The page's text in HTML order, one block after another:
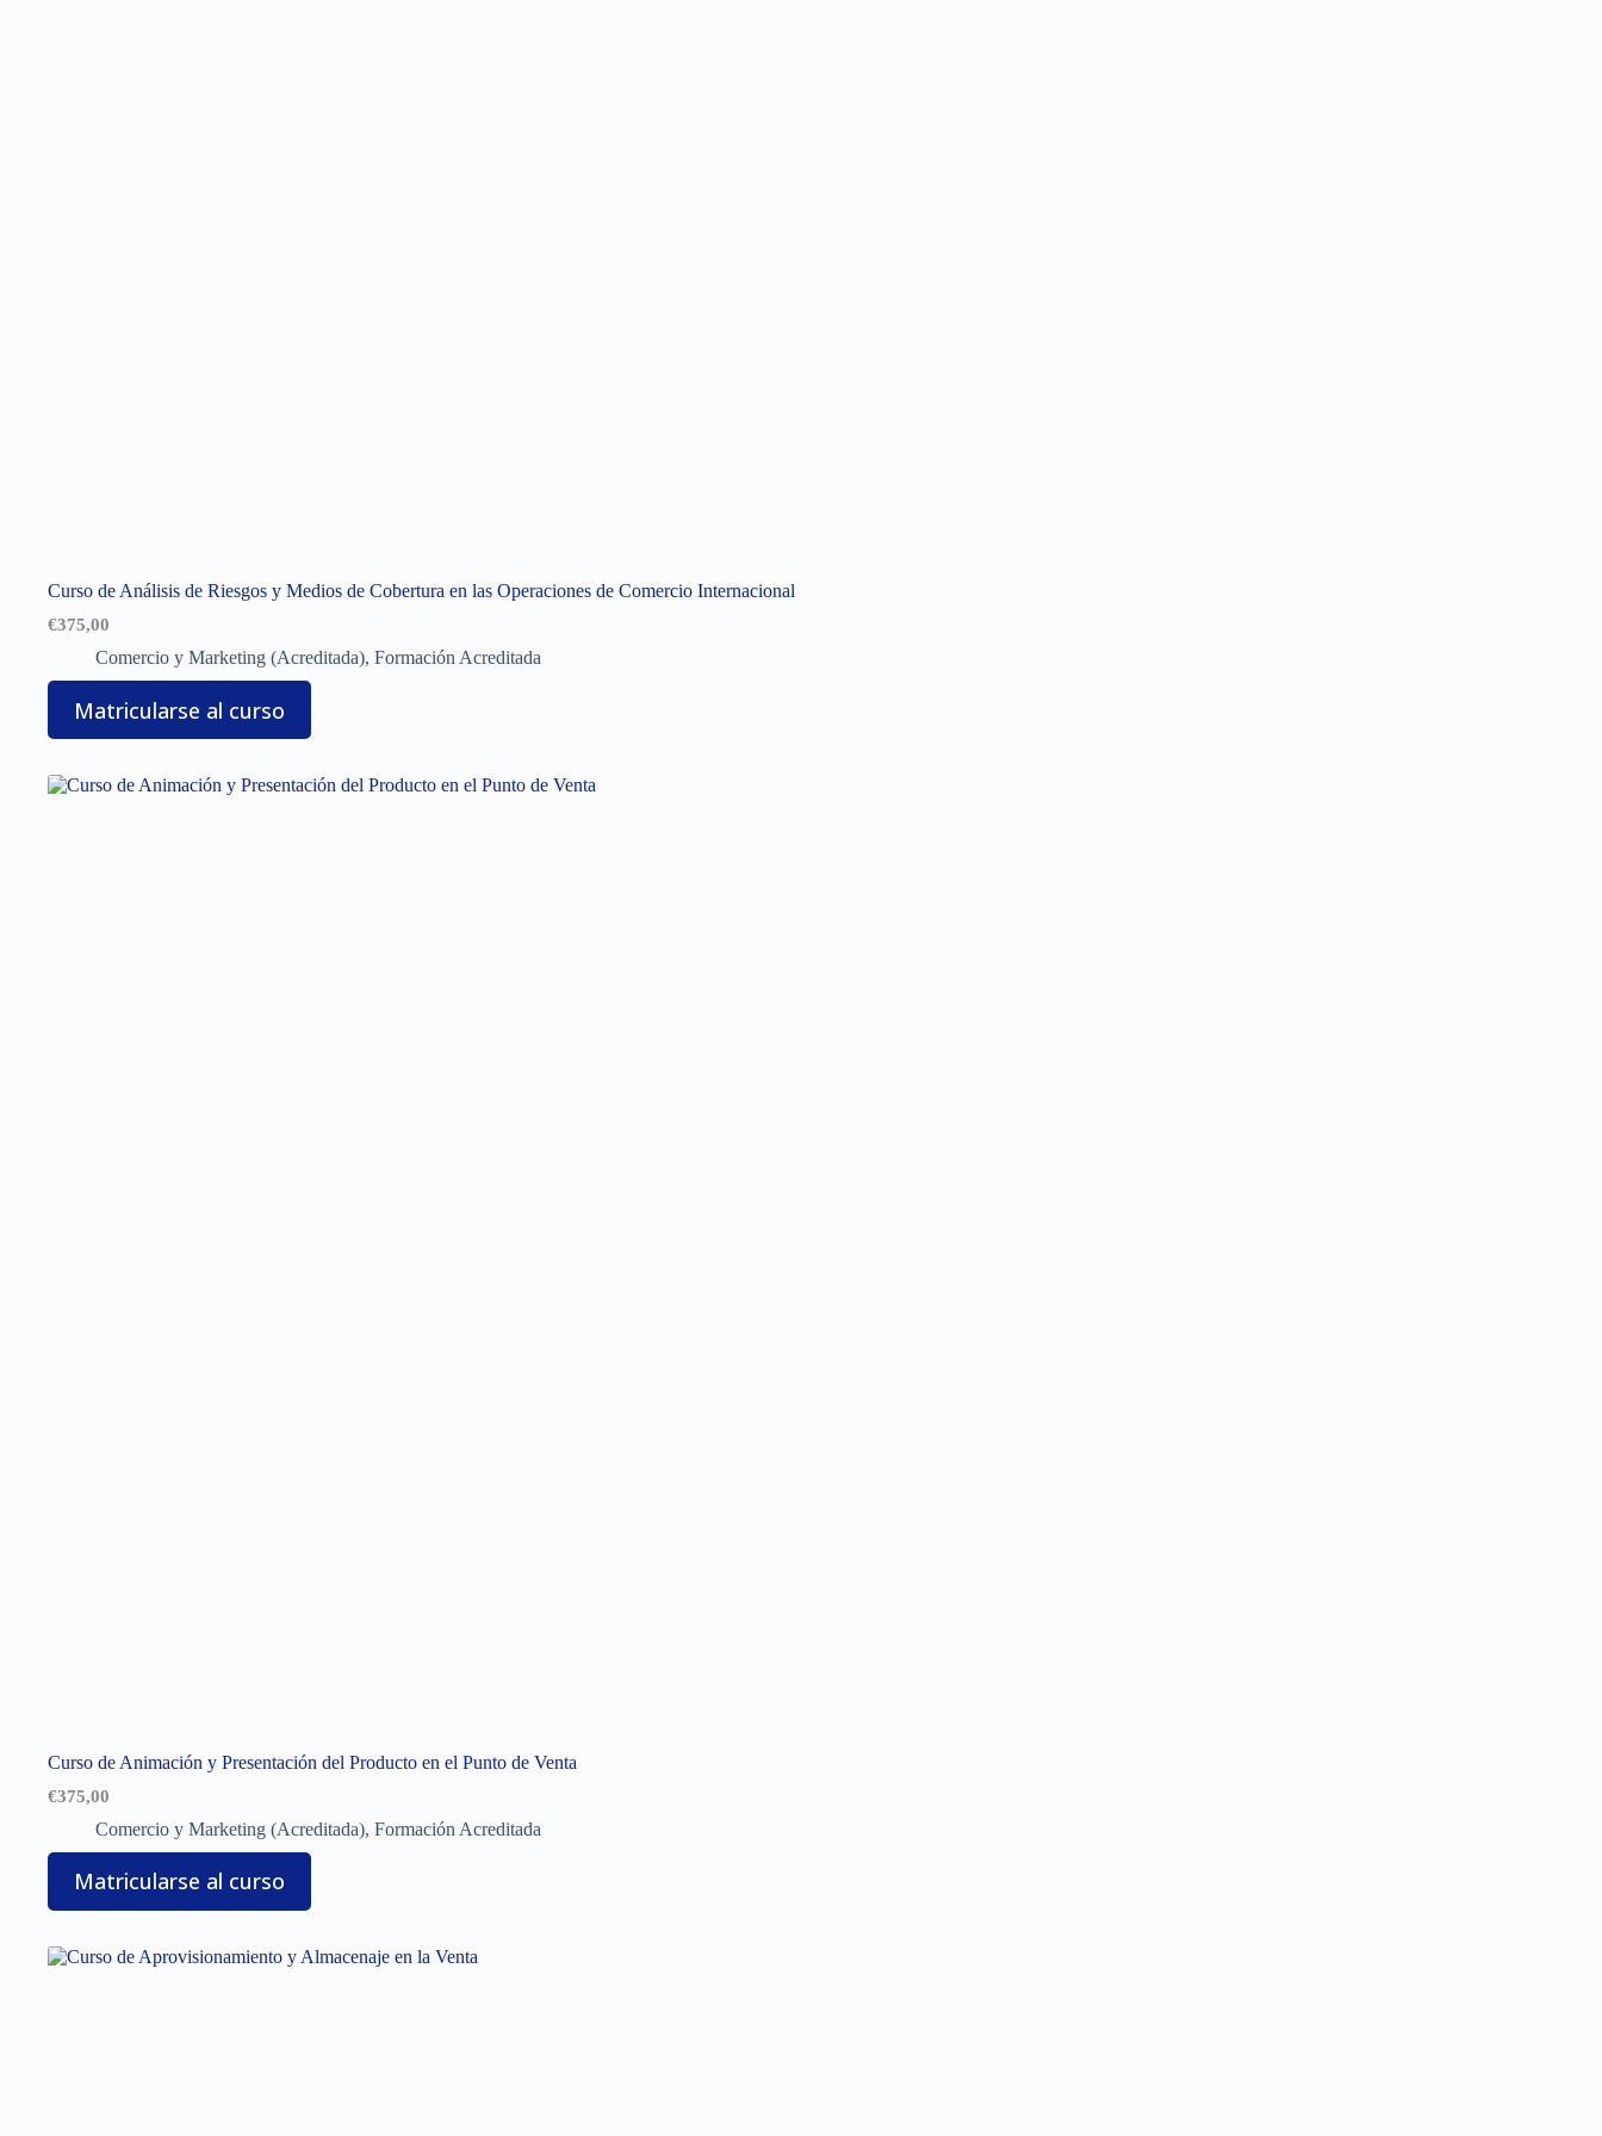
Curso de Análisis de Riesgos y Medios de Cobertura en las Operaciones de Comercio Internacional
€375,00
Comercio y Marketing (Acreditada), Formación Acreditada
Matricularse al curso
Curso de Animación y Presentación del Producto en el Punto de Venta
€375,00
Comercio y Marketing (Acreditada), Formación Acreditada
Matricularse al curso